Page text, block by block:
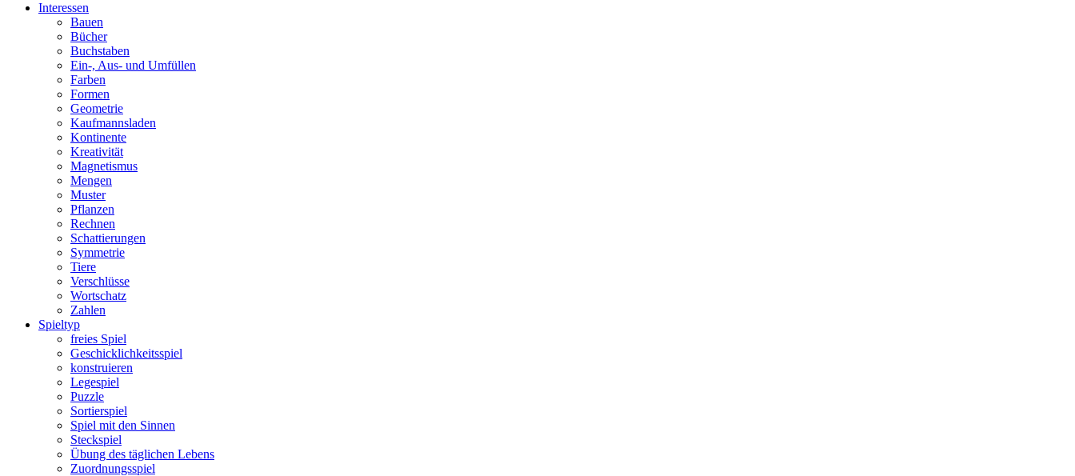
Interessen
Bauen
Bücher
Buchstaben
Ein-, Aus- und Umfüllen
Farben
Formen
Geometrie
Kaufmannsladen
Kontinente
Kreativität
Magnetismus
Mengen
Muster
Pflanzen
Rechnen
Schattierungen
Symmetrie
Tiere
Verschlüsse
Wortschatz
Zahlen
Spieltyp
freies Spiel
Geschicklichkeitsspiel
konstruieren
Legespiel
Puzzle
Sortierspiel
Spiel mit den Sinnen
Steckspiel
Übung des täglichen Lebens
Zuordnungsspiel